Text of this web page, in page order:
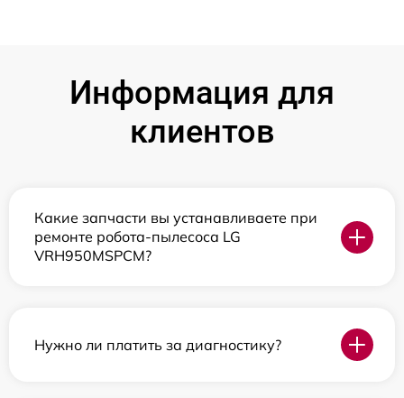
Информация для
клиентов
Какие запчасти вы устанавливаете при
ремонте робота-пылесоса LG
VRH950MSPCM?
Нужно ли платить за диагностику?